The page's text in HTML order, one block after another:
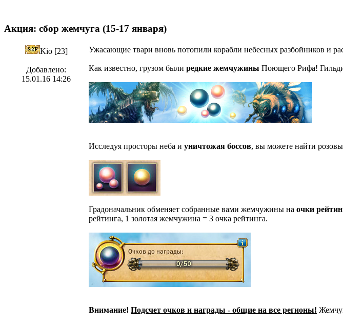
Акция: сбор жемчуга (15-17 января)
Kio [23]
Добавлено:
15.01.16 14:26
Ужасающие твари вновь потопили корабли небесных разбойников и
Как известно, грузом были редкие жемчужины Поющего Рифа!
Исследуя просторы неба и уничтожая боссов, вы можете найти
Градоначальник обменяет собранные вами жемчужины на очки
рейтинга, 1 золотая жемчужина = 3 очка рейтинга.
Внимание! Подсчет очков и награды - общие на все регионы!